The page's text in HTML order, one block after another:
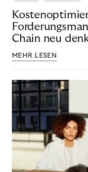
Chain neu
MEHR LESEN